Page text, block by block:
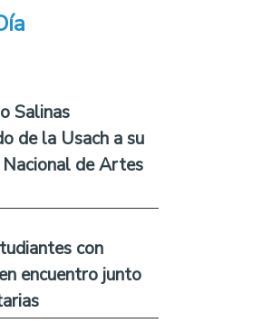
Salinas
de la Usach a su
de Artes
con
encuentro junto